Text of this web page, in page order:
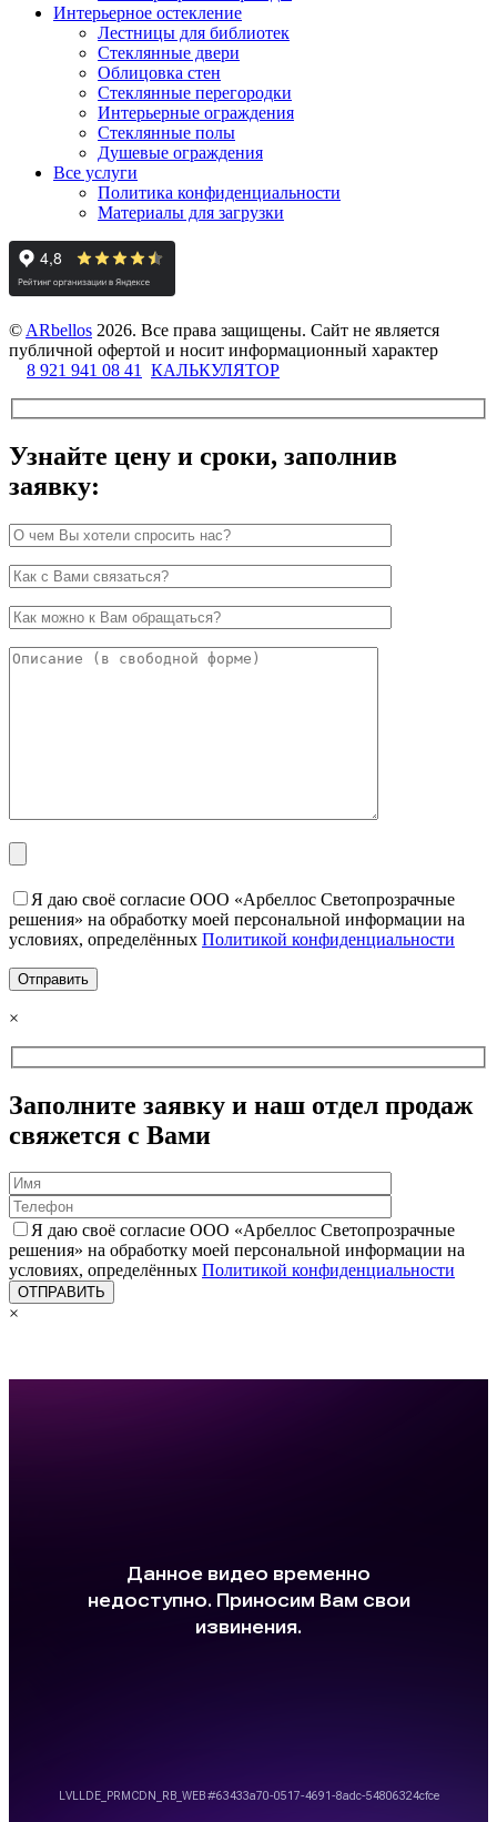
Интерьерное остекление
Лестницы для библиотек
Стеклянные двери
Облицовка стен
Стеклянные перегородки
Интерьерные ограждения
Стеклянные полы
Душевые ограждения
Все услуги
Политика конфиденциальности
Материалы для загрузки
© ARbellos 2026. Все права защищены. Сайт не является
публичной офертой и носит информационный характер
8 921 941 08 41
КАЛЬКУЛЯТОР
Узнайте цену и сроки, заполнив
заявку:
Я даю своё согласие ООО «Арбеллос Светопрозрачные
решения» на обработку моей персональной информации на
условиях, определённых Политикой конфиденциальности
×
Заполните заявку и наш отдел продаж
свяжется с Вами
Я даю своё согласие ООО «Арбеллос Светопрозрачные
решения» на обработку моей персональной информации на
условиях, определённых Политикой конфиденциальности
×